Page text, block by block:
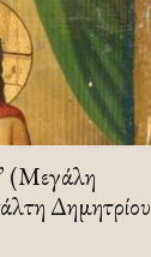
(Μεγάλη
Δημητρίου